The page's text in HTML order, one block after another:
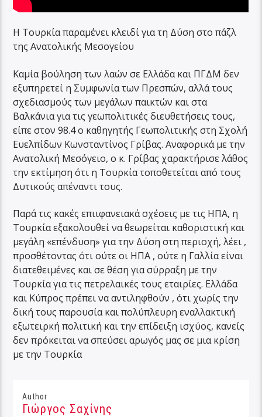
Η Τουρκία παραμένει κλειδί για τη Δύση στο πάζλ
της Ανατολικής Μεσογείου
Καμία βούληση των λαών σε Ελλάδα και ΠΓΔΜ δεν
εξυπηρετεί η Συμφωνία των Πρεσπών, αλλά τους
σχεδιασμούς των μεγάλων παικτών και στα
Βαλκάνια για τις γεωπολιτικές διευθετήσεις τους,
είπε στον 98.4 ο καθηγητής Γεωπολιτικής στη Σχολή
Ευελπίδων Κωνσταντίνος Γρίβας. Αναφορικά με την
Ανατολική Μεσόγειο, ο κ. Γρίβας χαρακτήρισε λάθος
την εκτίμηση ότι η Τουρκία τοποθετείται από τους
Δυτικούς απέναντι τους.
Παρά τις κακές επιιφανειακά σχέσεις με τις ΗΠΑ, η
Τουρκία εξακολουθεί να θεωρείται καθοριστική και
μεγάλη «επένδυση» για την Δύση στη περιοχή, λέει ,
προσθέτοντας ότι ούτε οι ΗΠΑ , ούτε η Γαλλία είναι
διατεθειμένες και σε θέση για σύρραξη με την
Τουρκία για τις πετρελαικές τους εταιρίες. Ελλάδα
και Κύπρος πρέπει να αντιληφθούν , ότι χωρίς την
δική τους παρουσία και πολύπλευρη εναλλακτική
εξωτειρκή πολιτική και την επίδειξη ισχύος, κανείς
δεν πρόκειται να σπεύσει αρωγός μας σε μια κρίση
με την Τουρκία
Author
Γιώργος Σαχίνης